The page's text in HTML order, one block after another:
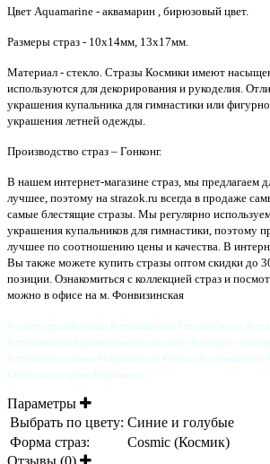
Цвет Aquamarine - аквамарин , бирюзовый цвет.
Размеры страз - 10х14мм, 13х17мм.
Материал - стекло. Стразы Космики имеют
используются для декорирования и рукоделия.
украшения купальника для гимнастики или
украшения летней одежды.
Производство страз – Гонконг.
В нашем интернет-магазине страз, мы предлагаем
лучшее, поэтому на strazok.ru всегда в продаже
самые блестящие стразы. Мы регулярно
украшения купальников для гимнастики, поэтому
лучшее по соотношению цены и качества В
Вы также можете купить стразы оптом скидки до
позиции. Ознакомиться с коллекцией страз и
можно в офисе на м. Фонвизинская
#купитьстразыКосмики #стразыКосмик #стразыCosmic
#стразыкупить #пришивныестразыдешево #интернет-
#стразыхрустальные #стразыоптом #cosmic #стразыкосмик
#aquamarineстразы #стразыaqua
Параметры
Выбрать по цвету: Синие и голубые
Форма страз:
Cosmic (Космик)
Отзывы (0)